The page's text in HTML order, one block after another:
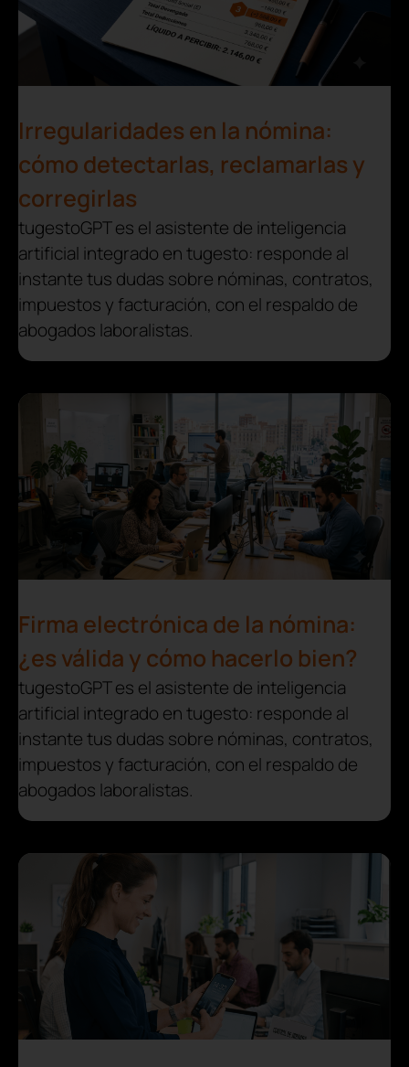
Irregularidades en la nómina:
cómo detectarlas, reclamarlas y
corregirlas
tugestoGPT es el asistente de inteligencia
artificial integrado en tugesto: responde al
instante tus dudas sobre nóminas, contratos,
impuestos y facturación, con el respaldo de
abogados laboralistas.
Firma electrónica de la nómina:
¿es válida y cómo hacerlo bien?
tugestoGPT es el asistente de inteligencia
artificial integrado en tugesto: responde al
instante tus dudas sobre nóminas, contratos,
impuestos y facturación, con el respaldo de
abogados laboralistas.